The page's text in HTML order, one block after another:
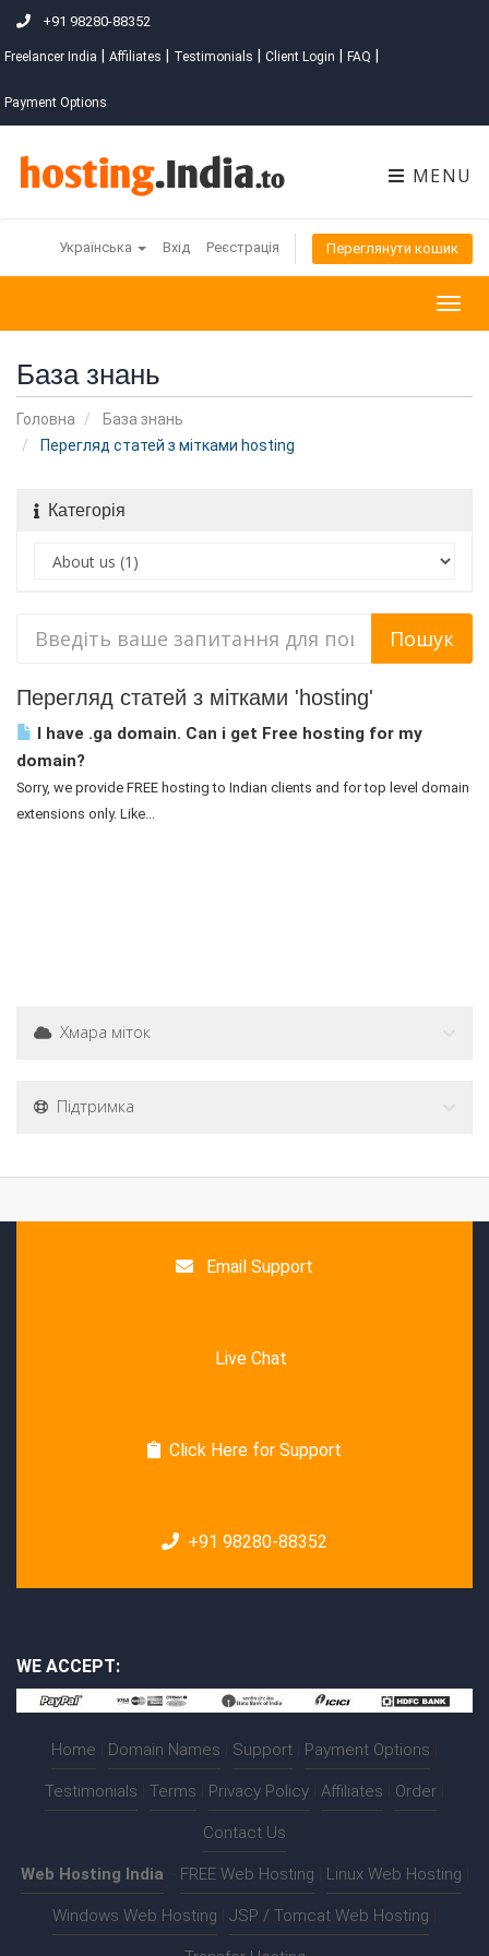
+91 98280-88352
Freelancer India Affiliates Testimonials Client Login FAQ
Payment Options
MENU
Українська Вхід Реєстрація Переглянути кошик
База знань
Головна
База знань
Перегляд статей з мітками hosting
Категорія
Перегляд статей з мітками 'hosting'
I have .ga domain. Can i get Free hosting for my
domain?
Sorry, we provide FREE hosting to Indian clients and for top level domain
extensions only. Like...
Хмара міток
Підтримка
Email Support
Live Chat
Click Here for Support
+91 98280-88352
WE ACCEPT:
Home Domain Names Support Payment Options
Testimonials Terms Privacy Policy Affiliates Order
Contact Us
Web Hosting India FREE Web Hosting Linux Web Hosting
Windows Web Hosting JSP / Tomcat Web Hosting